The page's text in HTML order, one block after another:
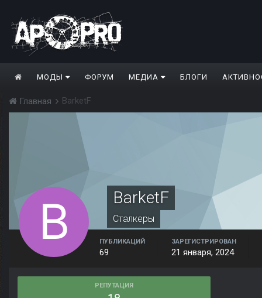
МОДЫ ФОРУМ МЕДИА БЛОГИ
Главная BarketF
BarketF
Сталкеры
ПУБЛИКАЦИЙ
69
ЗАРЕГИСТРИРОВАН
21 января, 2024
РЕПУТАЦИЯ